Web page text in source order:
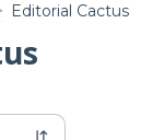
Editorial Cactus